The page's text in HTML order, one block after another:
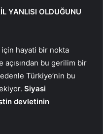
YANLISI OLDUĞUNU
için hayati bir nokta
bu gerilim bir
Türkiye’nin bu
Siyasi
devletinin